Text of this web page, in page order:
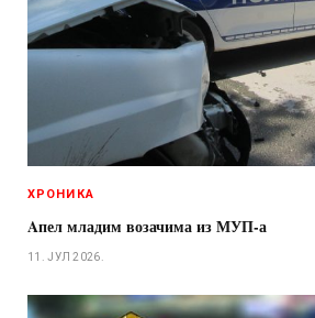
ХРОНИКА
Aпел младим возачима из МУП-а
11. ЈУЛ 2026.